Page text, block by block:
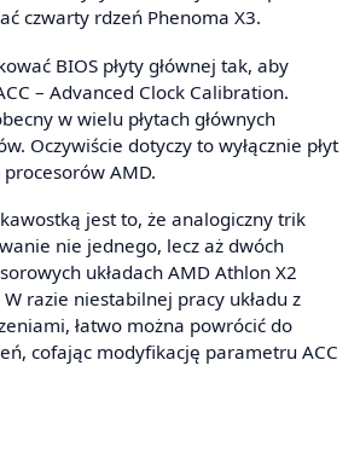
czwarty rdzeń Phenoma X3.
BIOS płyty głównej tak, aby
– Advanced Clock Calibration.
w wielu płytach głównych
Oczywiście dotyczy to wyłącznie płyt
AMD.
jest to, że analogiczny trik
nie jednego, lecz aż dwóch
układach AMD Athlon X2
razie niestabilnej pracy układu z
łatwo można powrócić do
cofając modyfikację parametru ACC